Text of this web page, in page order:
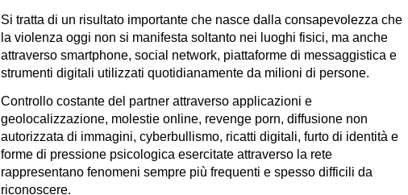
Si tratta di un risultato importante che nasce dalla consapevolezza che
la violenza oggi non si manifesta soltanto nei luoghi fisici, ma anche
attraverso smartphone, social network, piattaforme di messaggistica e
strumenti digitali utilizzati quotidianamente da milioni di persone.
Controllo costante del partner attraverso applicazioni e
geolocalizzazione, molestie online, revenge porn, diffusione non
autorizzata di immagini, cyberbullismo, ricatti digitali, furto di identità e
forme di pressione psicologica esercitate attraverso la rete
rappresentano fenomeni sempre più frequenti e spesso difficili da
riconoscere.